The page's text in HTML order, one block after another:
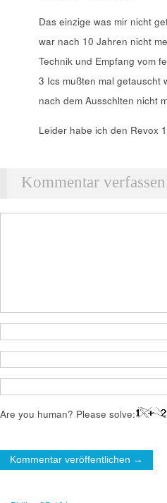
Das einzige was mir nicht
war nach 10 Jahren nicht
Technik und Empfang vom
3 Ics mußten mal getauscht
nach dem Ausschlten nicht
Leider habe ich den Revox
Kommentar verfassen
Are you human? Please solve: